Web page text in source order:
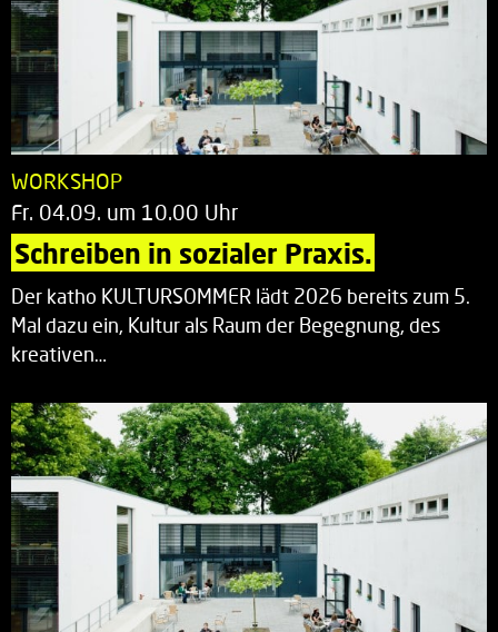
WORKSHOP
Fr. 04.09. um 10.00 Uhr
Schreiben in sozialer Praxis.
Der katho KULTURSOMMER lädt 2026 bereits zum 5.
Mal dazu ein, Kultur als Raum der Begegnung, des
kreativen…